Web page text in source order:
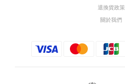
退換貨政策
關於我們